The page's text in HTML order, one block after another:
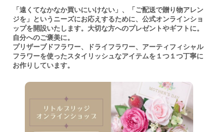
「遠くてなかなか買いにいけない」、「ご配送で贈り物アレン
ジを」というニーズにお応えするために、公式オンラインショ
ップを開設いたします。大切な方へのプレゼントやギフトに。
自分へのご褒美に。
プリザーブドフラワー、ドライフラワー、アーティフィシャル
フラワーを使ったスタイリッシュなアイテムを１つ１つ丁寧に
お作りしています。